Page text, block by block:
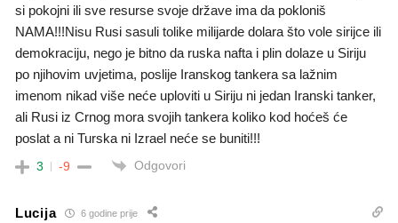
si pokojni ili sve resurse svoje države ima da pokloniš
NAMA!!!Nisu Rusi sasuli tolike milijarde dolara što vole sirijce ili
demokraciju, nego je bitno da ruska nafta i plin dolaze u Siriju
po njihovim uvjetima, poslije Iranskog tankera sa lažnim
imenom nikad više neće uploviti u Siriju ni jedan Iranski tanker,
ali Rusi iz Crnog mora svojih tankera koliko kod hoćeš će
poslat a ni Turska ni Izrael neće se buniti!!!
3 -9 Odgovori
Lucija 6 godine prije